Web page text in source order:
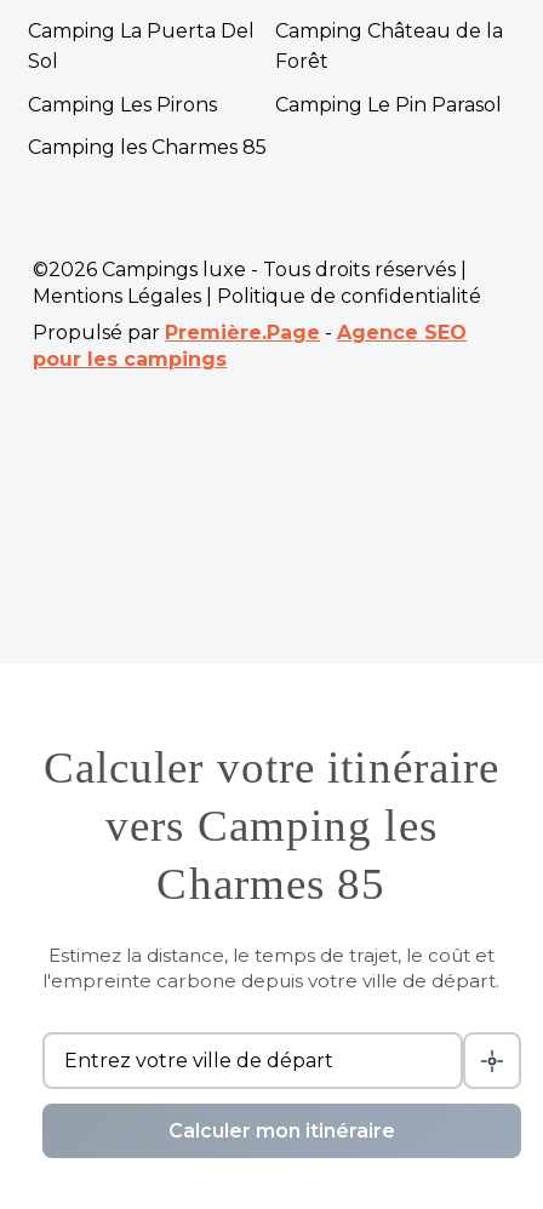
Camping La Puerta Del
Sol
Camping Château de la
Forêt
Camping Les Pirons
Camping Le Pin Parasol
Camping les Charmes 85
©2026 Campings luxe - Tous droits réservés |
Mentions Légales
Politique de confidentialité
Propulsé par Première.Page -Agence SEO
pour les campings
Calculer votre itinéraire
vers Camping les
Charmes 85
Estimez la distance, le temps de trajet, le coût et
l'empreinte carbone depuis votre ville de départ.
Calculer mon itinéraire